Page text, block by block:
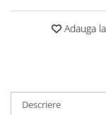
Adauga
Descriere